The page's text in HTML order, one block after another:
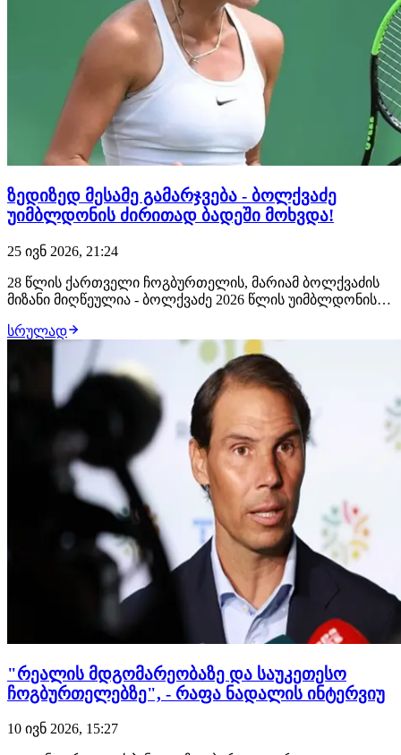
ზედიზედ მესამე გამარჯვება - ბოლქვაძე
უიმბლდონის ძირითად ბადეში მოხვდა!
25 ივნ 2026, 21:24
28 წლის ქართველი ჩოგბურთელის, მარიამ ბოლქვაძის
მიზანი მიღწეულია - ბოლქვაძე 2026 წლის უიმბლდონის
მისაღწევად ქართველ სპორტსმენს საკვალიფიკაციო
ეტაპზე სამი თამაშის მოგება დასჭირდა. მან ჯერ
ავსტრიელი გრაბჰერი ორ სეტში დაამარცხა. ამის შე…
სრულად
"რეალის მდგომარეობაზე და საუკეთესო
ჩოგბურთელებზე", - რაფა ნადალის ინტერვიუ
10 ივნ 2026, 15:27